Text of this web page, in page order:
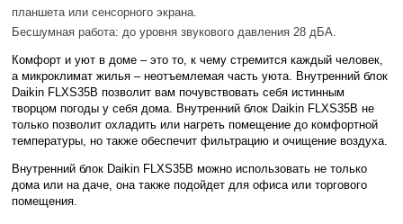
планшета или сенсорного экрана.
Бесшумная работа: до уровня звукового давления 28 дБА.
Комфорт и уют в доме – это то, к чему стремится каждый человек,
а микроклимат жилья – неотъемлемая часть уюта. Внутренний блок
Daikin FLXS35B позволит вам почувствовать себя истинным
творцом погоды у себя дома. Внутренний блок Daikin FLXS35B не
только позволит охладить или нагреть помещение до комфортной
температуры, но также обеспечит фильтрацию и очищение воздуха.
Внутренний блок Daikin FLXS35B можно использовать не только
дома или на даче, она также подойдет для офиса или торгового
помещения.